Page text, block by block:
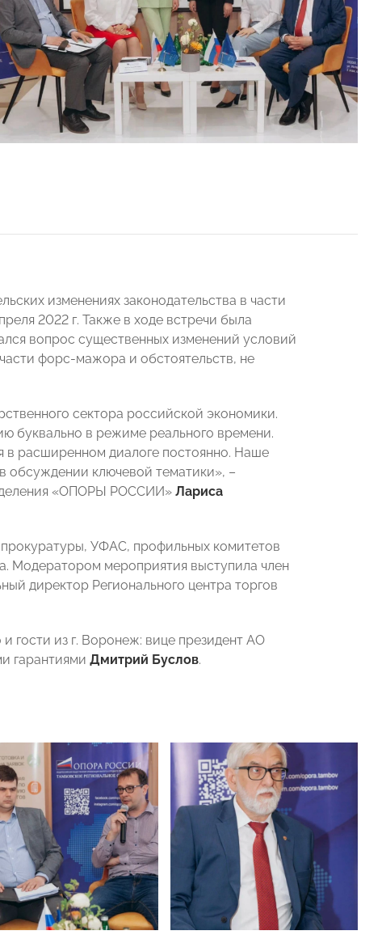
изменениях законодательства в части
2022 г. Также в ходе встречи была
вопрос существенных изменений условий
форс-мажора и обстоятельств, не
сектора российской экономики.
буквально в режиме реального времени.
в расширенном диалоге постоянно. Наше
обсуждении ключевой тематики», –
«ОПОРЫ РОССИИ» Лариса
УФАС, профильных комитетов
Модератором мероприятия выступила член
директор Регионального центра торгов
гости из г. Воронеж: вице президент АО
гарантиями Дмитрий Буслов.